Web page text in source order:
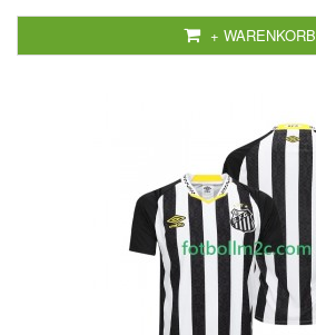
+ WARENKORB